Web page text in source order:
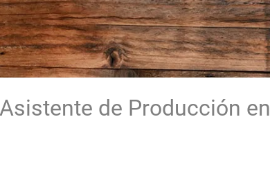
de Producción en